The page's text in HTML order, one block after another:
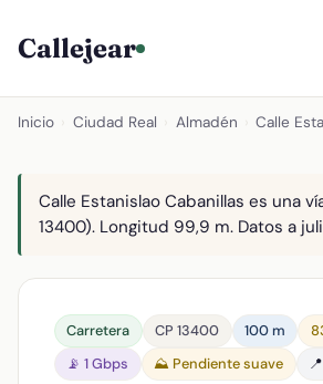
Callejear
Inicio Ciudad Real Almadén Calle
Calle Estanislao Cabanillas es una
13400). Longitud 99,9 m. Datos a
Carretera CP 13400 100 m
📡 1 Gbps
⛰️ Pendiente suave